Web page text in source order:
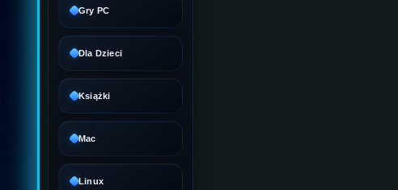
Gry PC
Dla Dzieci
Książki
Mac
Linux